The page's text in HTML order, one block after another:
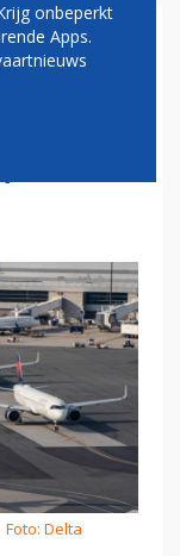
Foto: Delta
onbeperkt
Apps.